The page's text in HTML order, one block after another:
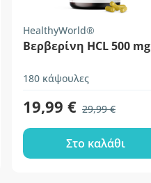
HealthyWorld®
Βερβερίνη HCL 500 mg
180 κάψουλες
19,99 € 29,99 €
Στο καλάθι